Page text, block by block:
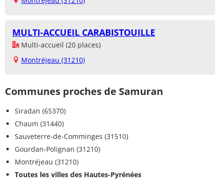
MULTI-ACCUEIL CARABISTOUILLE
Multi-accueil (20 places)
Montréjeau (31210)
Communes proches de Samuran
Siradan (65370)
Chaum (31440)
Sauveterre-de-Comminges (31510)
Gourdan-Polignan (31210)
Montréjeau (31210)
Toutes les villes des Hautes-Pyrénées